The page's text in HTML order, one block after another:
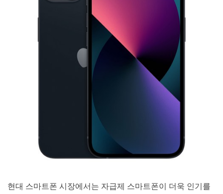
현대 스마트폰 시장에서는 자급제 스마트폰이 더욱 인기를